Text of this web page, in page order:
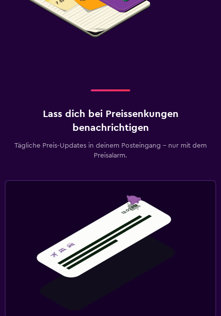
Lass dich bei Preissenkungen
benachrichtigen
Tägliche Preis-Updates in deinem Posteingang – nur mit dem
Preisalarm.